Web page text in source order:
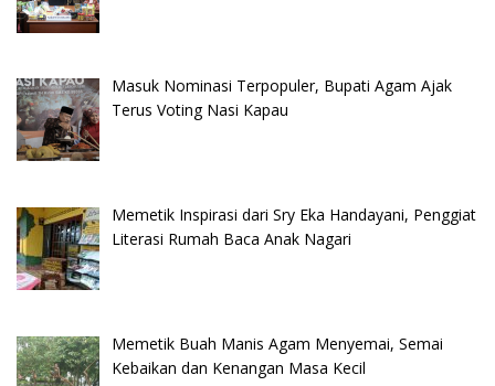
Masuk Nominasi Terpopuler, Bupati Agam Ajak
Terus Voting Nasi Kapau
Memetik Inspirasi dari Sry Eka Handayani, Penggiat
Literasi Rumah Baca Anak Nagari
Memetik Buah Manis Agam Menyemai, Semai
Kebaikan dan Kenangan Masa Kecil